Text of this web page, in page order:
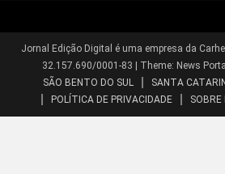
Jornal Edição Digital é uma empresa da
32.157.690/0001-83 | Theme: News
SÃO BENTO DO SUL
SANTA
POLÍTICA DE PRIVACIDADE
SOBRE